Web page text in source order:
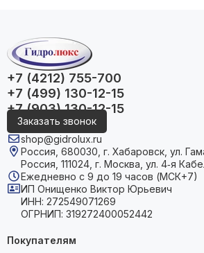
+7 (4212) 755-700
+7 (499) 130-12-15
+7 (903) 130-12-15
Заказать звонок
shop@gidrolux.ru
Россия, 680030, г. Хабаровск, ул.
Россия, 111024, г. Москва, ул. 4‑я
Ежедневно с 9 до 19 часов (МСК+7)
ИП Онищенко Виктор Юрьевич
ИНН: 272549071269
ОГРНИП: 319272400052442
Покупателям